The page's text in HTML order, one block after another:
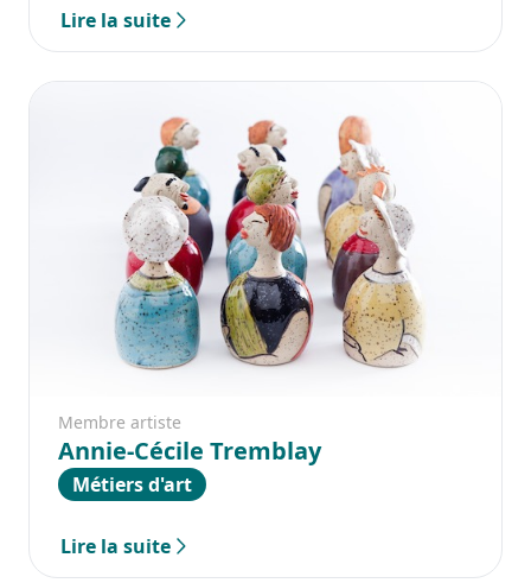
Lire la suite
Membre artiste
Annie-Cécile Tremblay
Métiers d'art
Lire la suite